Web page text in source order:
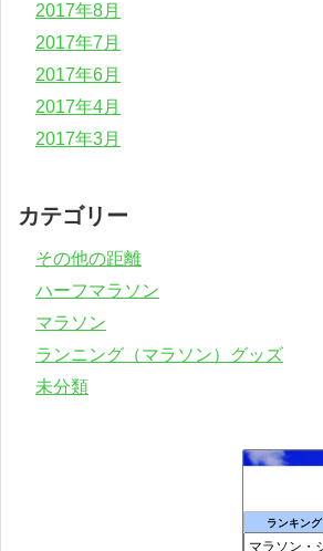
2017年8月
2017年7月
2017年6月
2017年4月
2017年3月
カテゴリー
その他の距離
ハーフマラソン
マラソン
ランニング（マラソン）グッズ
未分類
ランキング